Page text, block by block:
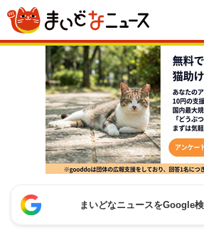
まいどなニュースをGoogle